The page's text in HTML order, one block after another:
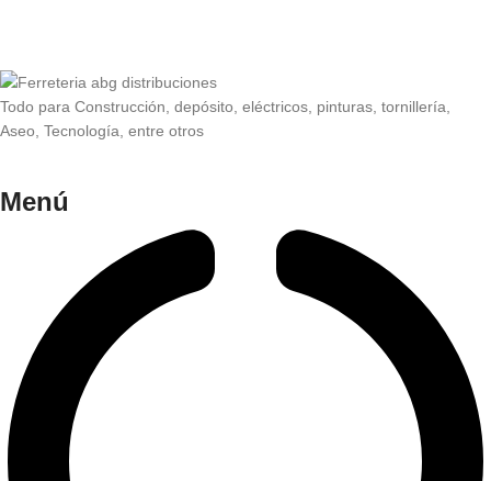
Todo para Construcción, depósito, eléctricos, pinturas, tornillería,
Aseo, Tecnología, entre otros
Menú